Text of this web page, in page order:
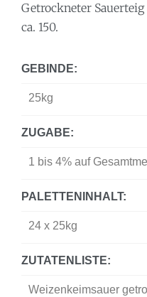
Getrockneter
ca. 150.
GEBINDE:
25kg
ZUGABE:
1 bis 4% auf
PALETTENINHALT:
24 x 25kg
ZUTATENLISTE:
Weizenkeimsauer